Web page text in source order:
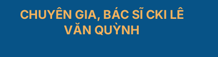
CHUYÊN GIA, BÁC SĨ CKI LÊ
VĂN QUỲNH